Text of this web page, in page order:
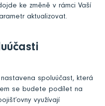
ke změně v rámci Vaší
aktualizovat.
spoluúčast, která
se budete podílet na
využívají